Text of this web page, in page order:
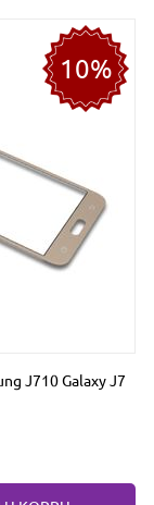
10%
J710 Galaxy J7